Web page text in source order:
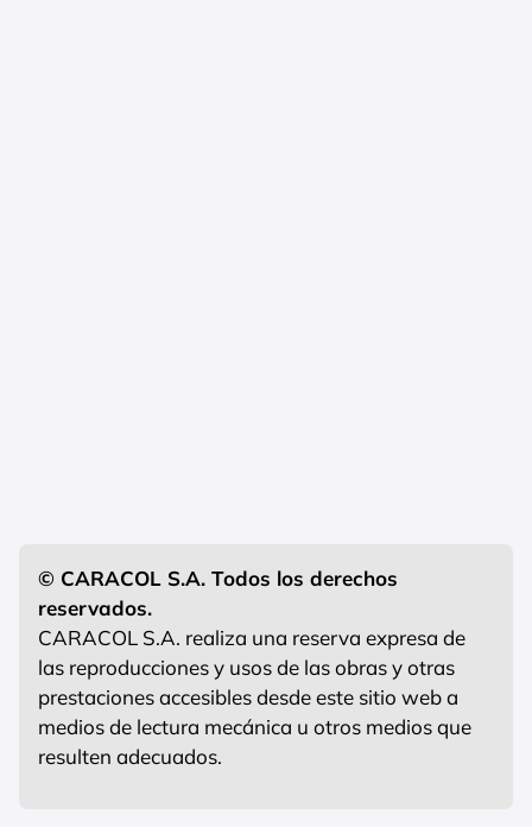
© CARACOL S.A. Todos los derechos
reservados.
CARACOL S.A. realiza una reserva expresa de
las reproducciones y usos de las obras y otras
prestaciones accesibles desde este sitio web a
medios de lectura mecánica u otros medios que
resulten adecuados.